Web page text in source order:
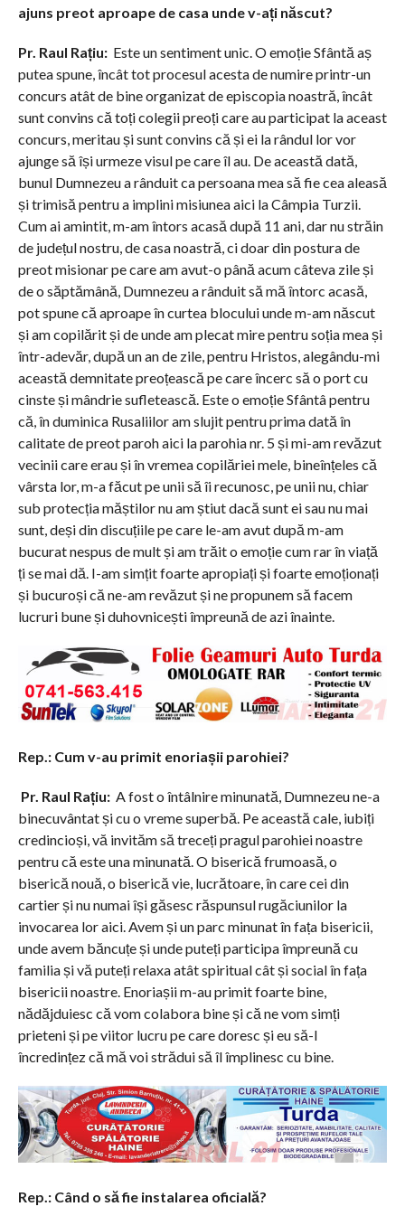
ajuns preot aproape de casa unde v-ați născut?
Pr. Raul Rațiu: Este un sentiment unic. O emoție Sfântă aș
putea spune, încât tot procesul acesta de numire printr-un
concurs atât de bine organizat de episcopia noastră, încât
sunt convins că toți colegii preoți care au participat la aceast
concurs, meritau și sunt convins că și ei la rândul lor vor
ajunge să își urmeze visul pe care îl au. De această dată,
bunul Dumnezeu a rânduit ca persoana mea să fie cea aleasă
și trimisă pentru a implini misiunea aici la Câmpia Turzii.
Cum ai amintit, m-am întors acasă după 11 ani, dar nu străin
de județul nostru, de casa noastră, ci doar din postura de
preot misionar pe care am avut-o până acum câteva zile și
de o săptămână, Dumnezeu a rânduit să mă întorc acasă,
pot spune că aproape în curtea blocului unde m-am născut
și am copilărit și de unde am plecat mire pentru soția mea și
într-adevăr, după un an de zile, pentru Hristos, alegându-mi
această demnitate preoțească pe care încerc să o port cu
cinste și mândrie sufletească. Este o emoție Sfântâ pentru
că, în duminica Rusaliilor am slujit pentru prima dată în
calitate de preot paroh aici la parohia nr. 5 și mi-am revăzut
vecinii care erau și în vremea copilăriei mele, bineînțeles că
vârsta lor, m-a făcut pe unii să îi recunosc, pe unii nu, chiar
sub protecția măștilor nu am știut dacă sunt ei sau nu mai
sunt, deși din discuțiile pe care le-am avut după m-am
bucurat nespus de mult și am trăit o emoție cum rar în viață
ți se mai dă. I-am simțit foarte apropiați și foarte emoționați
și bucuroși că ne-am revăzut și ne propunem să facem
lucruri bune și duhovnicești împreună de azi înainte.
Rep.: Cum v-au primit enoriașii parohiei?
Pr. Raul Rațiu: A fost o întâlnire minunată, Dumnezeu ne-a
binecuvântat și cu o vreme superbă. Pe această cale, iubiți
credincioși, vă invităm să treceți pragul parohiei noastre
pentru că este una minunată. O biserică frumoasă, o
biserică nouă, o biserică vie, lucrătoare, în care cei din
cartier și nu numai își găsesc răspunsul rugăciunilor la
invocarea lor aici. Avem și un parc minunat în fața bisericii,
unde avem băncuțe și unde puteți participa împreună cu
familia și vă puteți relaxa atât spiritual cât și social în fața
bisericii noastre. Enoriașii m-au primit foarte bine,
nădăjduiesc că vom colabora bine și că ne vom simți
prieteni și pe viitor lucru pe care doresc și eu să-l
încredințez că mă voi strădui să îl împlinesc cu bine.
Rep.: Când o să fie instalarea oficială?